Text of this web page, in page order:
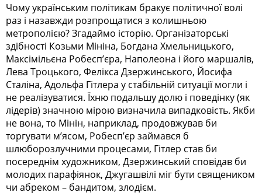
Чому українським політикам бракує політичної волі
раз і назавжди розпрощатися з колишньою
метрополією? Згадаймо історію. Організаторські
здібності Козьми Мініна, Богдана Хмельницького,
Максімільєна Робесп’єра, Наполеона і його маршалів,
Лева Троцького, Фелікса Дзержинського, Йосифа
Сталіна, Адольфа Гітлера у стабільній ситуації могли і
не реалізуватися. Їхню подальшу долю і поведінку (як
лідерів) значною мірою визначила випадковість. Якби
не вона, то Мінін, наприклад, продовжував би
торгувати м’ясом, Робесп’єр займався б
шлюборозлучними процесами, Гітлер став би
посереднім художником, Дзержинський сповідав би
молодих парафіянок, Джугашвілі міг бути священиком
чи абреком – бандитом, злодієм.